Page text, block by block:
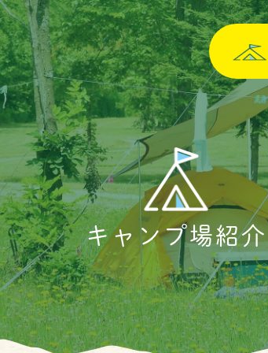
キャンプ場紹介